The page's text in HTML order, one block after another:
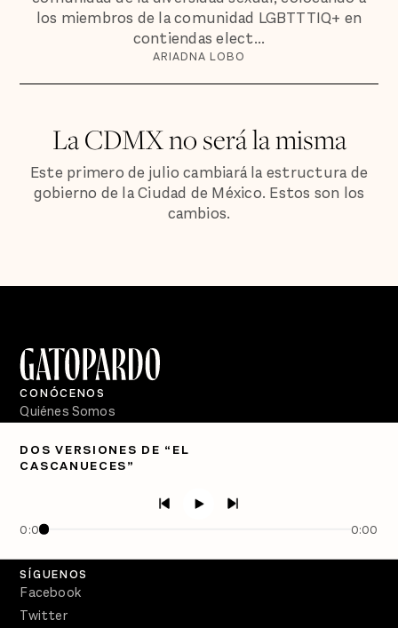
los miembros de la comunidad LGBTTTIQ+ en
contiendas elect...
ARIADNA LOBO
La CDMX no será la misma
Este primero de julio cambiará la estructura de
gobierno de la Ciudad de México. Estos son los
cambios.
DOS VERSIONES DE “EL
CASCANUECES”
0:00 0:00
CONÓCENOS
Quiénes Somos
PÓDCASTS
Crecer en Distopía
SÍGUENOS
Facebook
Twitter